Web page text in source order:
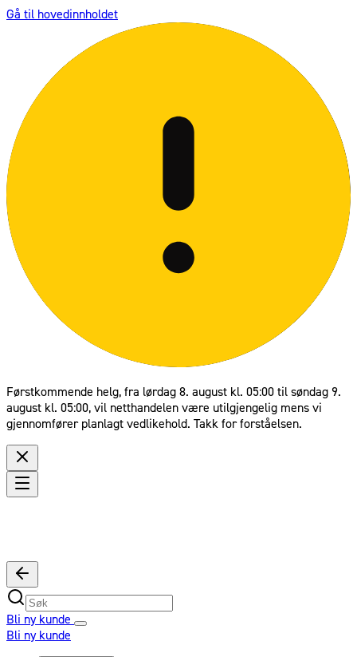
Gå til hovedinnholdet
Førstkommende helg, fra lørdag 8. august kl. 05:00 til søndag 9.
august kl. 05:00, vil netthandelen være utilgjengelig mens vi
gjennomfører planlagt vedlikehold. Takk for forståelsen.
Bli ny kunde
Bli ny kunde